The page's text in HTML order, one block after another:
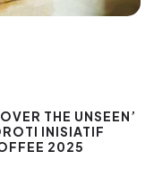
THE UNSEEN’
INISIATIF
2025